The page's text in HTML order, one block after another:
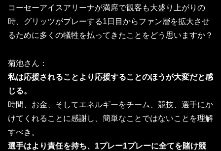
コーセーアイスアリーナが満席で観客も大盛り上がりの
時、 グリッツがプレーする1日目からファン層を拡大させ
るために多く の犠牲を払ってきたことをどう思いますか？
菊池さん：
私は応援されることより応援することのほうが大変だと感
じる。
時間、お金、そしてエネルギーをチーム、競技、選手にか
けてくれることに感謝し、簡単なことではないことを理解
すべき。
選手はより責任を持ち、1プレー1プレーに全てを賭け競